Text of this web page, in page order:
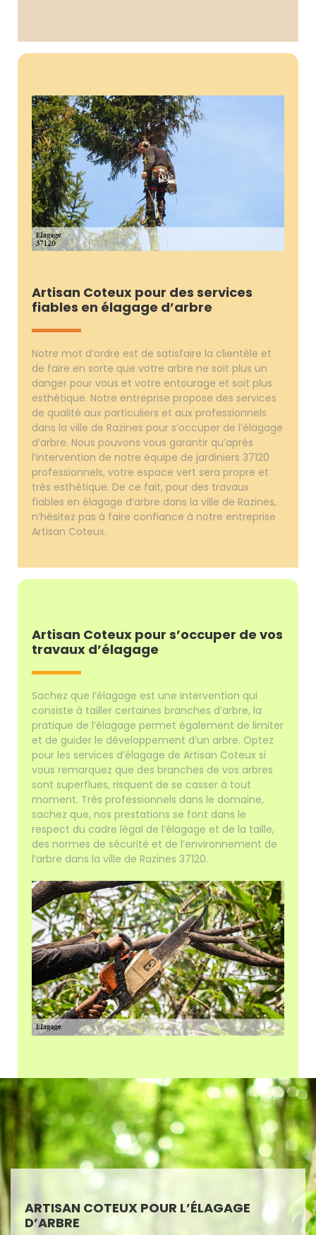
Artisan Coteux pour des services
fiables en élagage d’arbre
Notre mot d’ordre est de satisfaire la clientèle et
de faire en sorte que votre arbre ne soit plus un
danger pour vous et votre entourage et soit plus
esthétique. Notre entreprise propose des services
de qualité aux particuliers et aux professionnels
dans la ville de Razines pour s’occuper de l’élagage
d’arbre. Nous pouvons vous garantir qu’après
l’intervention de notre équipe de jardiniers 37120
professionnels, votre espace vert sera propre et
très esthétique. De ce fait, pour des travaux
fiables en élagage d’arbre dans la ville de Razines,
n’hésitez pas à faire confiance à notre entreprise
Artisan Coteux.
Artisan Coteux pour s’occuper de vos
travaux d’élagage
Sachez que l’élagage est une intervention qui
consiste à tailler certaines branches d’arbre, la
pratique de l’élagage permet également de limiter
et de guider le développement d’un arbre. Optez
pour les services d’élagage de Artisan Coteux si
vous remarquez que des branches de vos arbres
sont superflues, risquent de se casser à tout
moment. Très professionnels dans le domaine,
sachez que, nos prestations se font dans le
respect du cadre légal de l’élagage et de la taille,
des normes de sécurité et de l’environnement de
l’arbre dans la ville de Razines 37120.
ARTISAN COTEUX POUR L’ÉLAGAGE
D’ARBRE